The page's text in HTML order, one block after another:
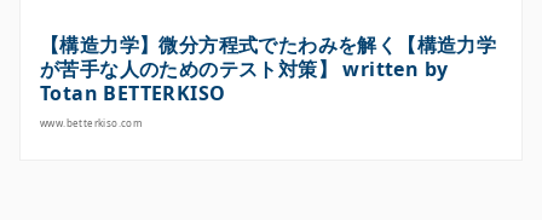
【構造力学】微分方程式でたわみを解く【構造力学
が苦手な人のためのテスト対策】 written by
Totan BETTERKISO
www.betterkiso.com